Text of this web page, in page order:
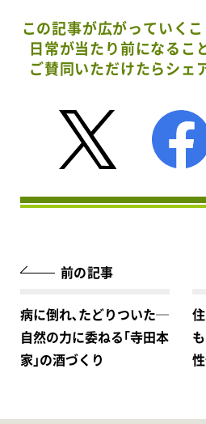
この記事が広がっていく
日常が当たり前になるこ
ご賛同いただけたらシェ
前の記事
病に倒れ､たどりついた─
自然の力に委ねる｢寺田本
家｣の酒づくり